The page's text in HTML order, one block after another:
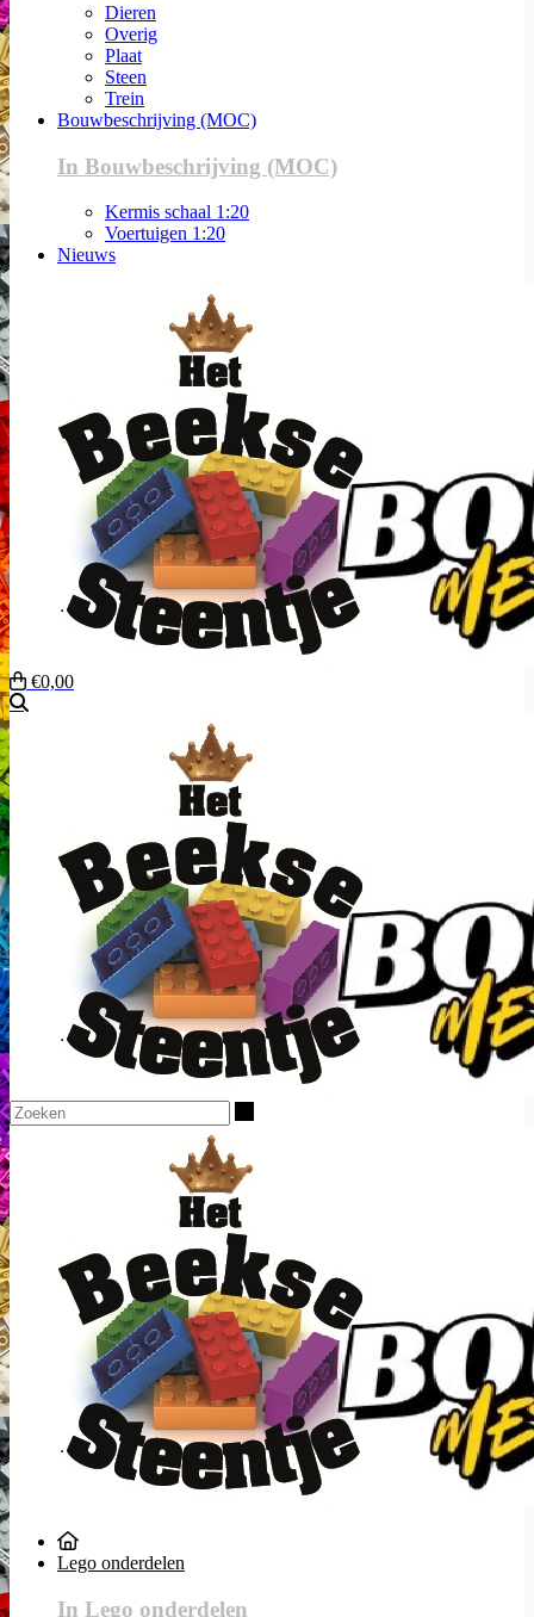
Dieren
Overig
Plaat
Steen
Trein
Bouwbeschrijving (MOC)
In Bouwbeschrijving (MOC)
Kermis schaal 1:20
Voertuigen 1:20
Nieuws
€0,00
Lego onderdelen
In Lego onderdelen